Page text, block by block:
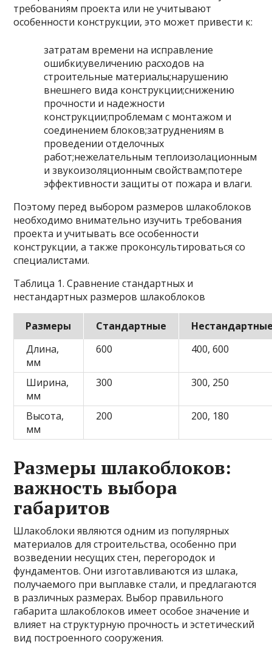
требованиям проекта или не учитывают
особенности конструкции, это может привести к:
затратам времени на исправление
ошибки;увеличению расходов на
строительные материалы;нарушению
внешнего вида конструкции;снижению
прочности и надежности
конструкции;проблемам с монтажом и
соединением блоков;затруднениям в
проведении отделочных
работ;нежелательным теплоизолационным
и звукоизоляционным свойствам;потере
эффективности защиты от пожара и влаги.
Поэтому перед выбором размеров шлакоблоков
необходимо внимательно изучить требования
проекта и учитывать все особенности
конструкции, а также проконсультироваться со
специалистами.
Таблица 1. Сравнение стандартных и
нестандартных размеров шлакоблоков
Размеры Стандартные
Длина,
мм
600 400, 600
Ширина,
мм
300 300, 250
Высота,
мм
200 200, 180
Размеры шлакоблоков:
важность выбора
габаритов
Шлакоблоки являются одним из популярных
материалов для строительства, особенно при
возведении несущих стен, перегородок и
фундаментов. Они изготавливаются из шлака,
получаемого при выплавке стали, и предлагаются
в различных размерах. Выбор правильного
габарита шлакоблоков имеет особое значение и
влияет на структурную прочность и эстетический
вид построенного сооружения.